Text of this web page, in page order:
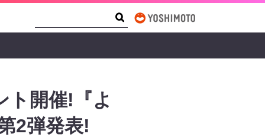
ト開催!『よ
2弾発表!